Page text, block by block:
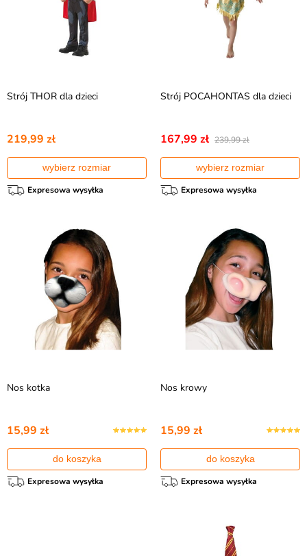
Strój THOR dla dzieci
219,99 zł
wybierz rozmiar
Expresowa wysyłka
Strój POCAHONTAS dla dzieci
167,99 zł 239,99 zł
wybierz rozmiar
Expresowa wysyłka
Nos kotka
15,99 zł
do koszyka
Expresowa wysyłka
Nos krowy
15,99 zł
do koszyka
Expresowa wysyłka